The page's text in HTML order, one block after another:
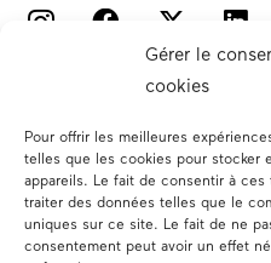
Gérer le
cookies
Pour offrir les meilleures
telles que les cookies pour stocker
appareils. Le fait de consentir à
traiter des données telles que le
uniques sur ce site. Le fait de ne
consentement peut avoir un effet
Votre